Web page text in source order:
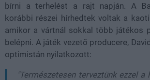
bírni a terhelést a rajt napján. A
korábbi részei hírhedtek voltak a
amikor a vártnál sokkal több játékos
belépni. A játék vezető producere,
optimistán nyilatkozott:
"Természetesen terveztünk ezzel a